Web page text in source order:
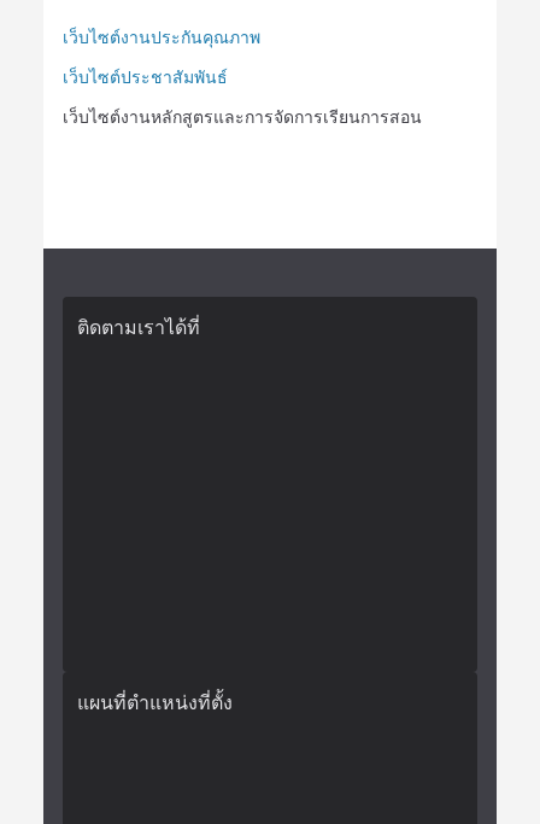
เว็บไซต์งานประกันคุณภาพ
เว็บไซต์ประชาสัมพันธ์
เว็บไซต์งานหลักสูตรและการจัดการเรียนการสอน
ติดตามเราได้ที่
แผนที่ตำแหน่งที่ตั้ง